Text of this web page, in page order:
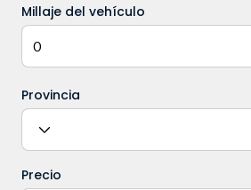
Millaje del vehículo
Provincia
Precio